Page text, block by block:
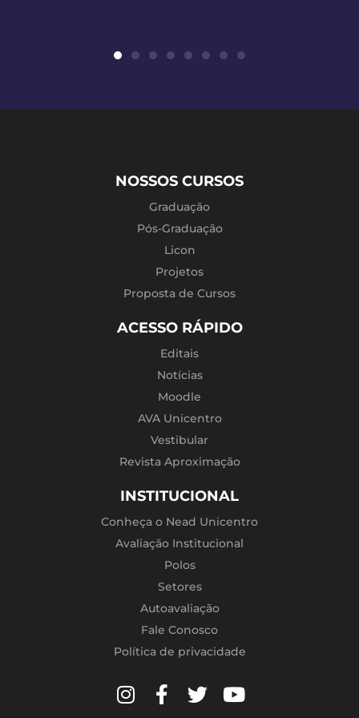
NOSSOS CURSOS
Graduação
Pós-Graduação
Licon
Projetos
Proposta de Cursos
ACESSO RÁPIDO
Editais
Notícias
Moodle
AVA Unicentro
Vestibular
Revista Aproximação
INSTITUCIONAL
Conheça o Nead Unicentro
Avaliação Institucional
Polos
Setores
Autoavaliação
Fale Conosco
Política de privacidade